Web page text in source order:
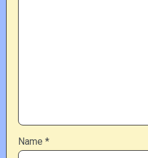
Name *